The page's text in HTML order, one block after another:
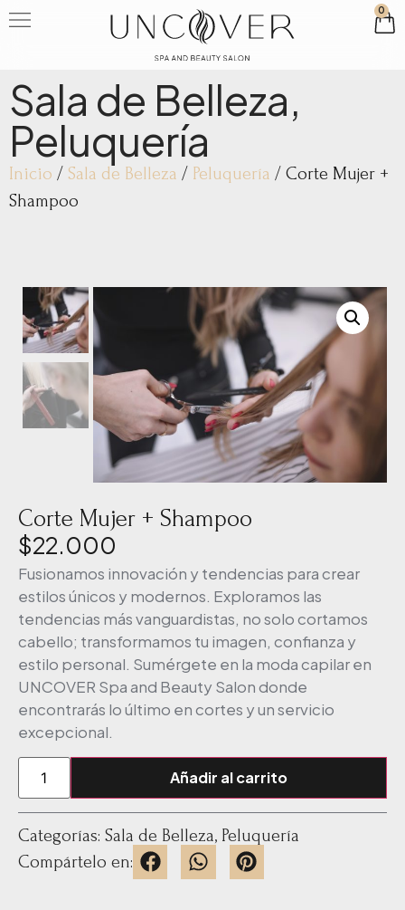
0
Sala de Belleza,
Peluquería
Inicio / Sala de Belleza / Peluquería / Corte Mujer +
Shampoo
Corte Mujer + Shampoo
$22.000
Fusionamos innovación y tendencias para crear
estilos únicos y modernos. Exploramos las
tendencias más vanguardistas, no solo cortamos
cabello; transformamos tu imagen, confianza y
estilo personal. Sumérgete en la moda capilar en
UNCOVER Spa and Beauty Salon donde
encontrarás lo último en cortes y un servicio
excepcional.
Añadir al carrito
Categorías: Sala de Belleza, Peluquería
Compártelo en: